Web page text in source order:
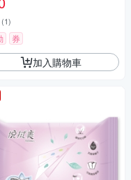
(1)
券
加入購物車